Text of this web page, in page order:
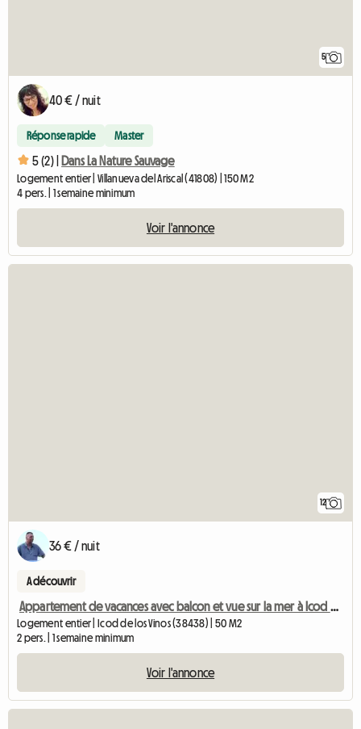
5
40 € / nuit
Réponse rapide Master
5 (2) | Dans La Nature Sauvage
Logement entier | Villanueva del Ariscal (41808) | 150 M2
4 pers. | 1 semaine minimum
Voir l'annonce
12
36 € / nuit
A découvrir
Appartement de vacances avec balcon et vue sur la mer à Icod de los Vinos,
Logement entier | Icod de los Vinos (38438) | 50 M2
2 pers. | 1 semaine minimum
Voir l'annonce